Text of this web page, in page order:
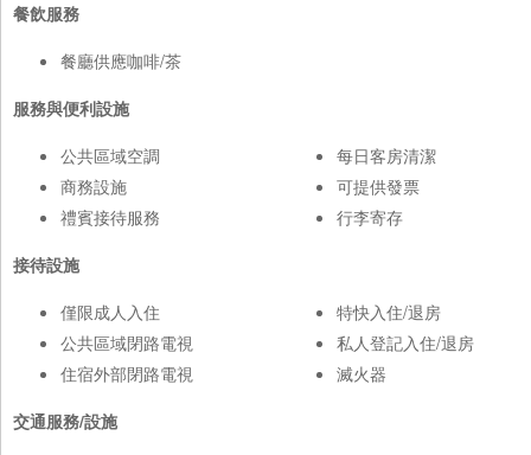
餐飲服務
餐廳供應咖啡/茶
服務與便利設施
公共區域空調
商務設施
禮賓接待服務
每日客房清潔
可提供發票
行李寄存
接待設施
僅限成人入住
公共區域閉路電視
住宿外部閉路電視
特快入住/退房
私人登記入住/退房
滅火器
交通服務/設施